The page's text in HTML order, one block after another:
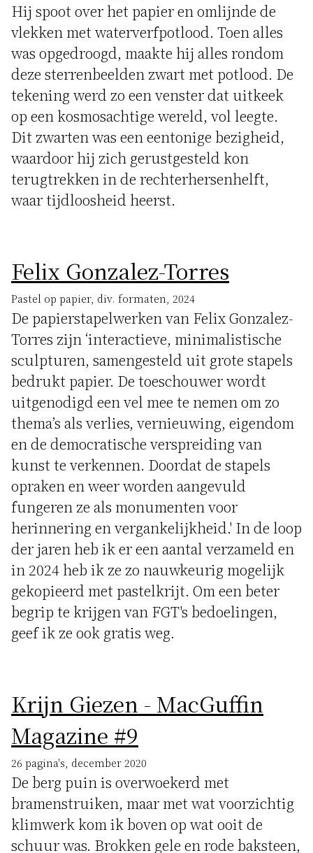
Hij spoot over het papier en omlijnde de
vlekken met waterverfpotlood. Toen alles
was opgedroogd, maakte hij alles rondom
deze sterrenbeelden zwart met potlood. De
tekening werd zo een venster dat uitkeek
op een kosmosachtige wereld, vol leegte.
Dit zwarten was een eentonige bezigheid,
waardoor hij zich gerustgesteld kon
terugtrekken in de rechterhersenhelft,
waar tijdloosheid heerst.
Felix Gonzalez-Torres
Pastel op papier, div. formaten, 2024
De papierstapelwerken van Felix Gonzalez-
Torres zijn ‘interactieve, minimalistische
sculpturen, samengesteld uit grote stapels
bedrukt papier. De toeschouwer wordt
uitgenodigd een vel mee te nemen om zo
thema’s als verlies, vernieuwing, eigendom
en de democratische verspreiding van
kunst te verkennen. Doordat de stapels
opraken en weer worden aangevuld
fungeren ze als monumenten voor
herinnering en vergankelijkheid.' In de loop
der jaren heb ik er een aantal verzameld en
in 2024 heb ik ze zo nauwkeurig mogelijk
gekopieerd met pastelkrijt. Om een beter
begrip te krijgen van FGT's bedoelingen,
geef ik ze ook gratis weg.
Krijn Giezen - MacGuffin
Magazine #9
26 pagina's, december 2020
De berg puin is overwoekerd met
bramenstruiken, maar met wat voorzichtig
klimwerk kom ik boven op wat ooit de
schuur was. Brokken gele en rode baksteen,